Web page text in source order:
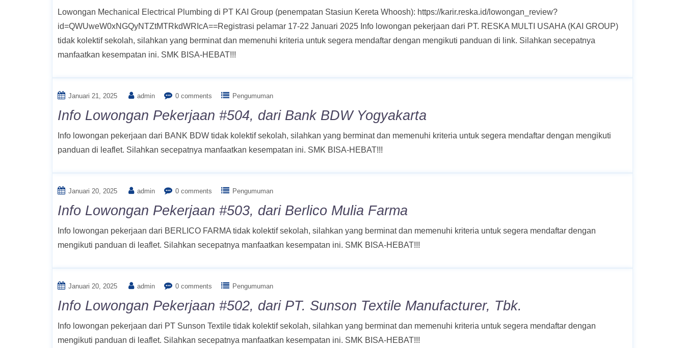
Lowongan Mechanical Electrical Plumbing di PT KAI Group (penempatan Stasiun Kereta Whoosh): https://karir.reska.id/lowongan_review?
id=QWUweW0xNGQyNTZtMTRkdWRIcA==Registrasi pelamar 17-22 Januari 2025 Info lowongan pekerjaan dari PT. RESKA MULTI USAHA (KAI GROUP)
tidak kolektif sekolah, silahkan yang berminat dan memenuhi kriteria untuk segera mendaftar dengan mengikuti panduan di link. Silahkan secepatnya
manfaatkan kesempatan ini. SMK BISA-HEBAT!!!
Januari 21, 2025 admin 0 comments Pengumuman
Info Lowongan Pekerjaan #504, dari Bank BDW Yogyakarta
Info lowongan pekerjaan dari BANK BDW tidak kolektif sekolah, silahkan yang berminat dan memenuhi kriteria untuk segera mendaftar dengan mengikuti
panduan di leaflet. Silahkan secepatnya manfaatkan kesempatan ini. SMK BISA-HEBAT!!!
Januari 20, 2025 admin 0 comments Pengumuman
Info Lowongan Pekerjaan #503, dari Berlico Mulia Farma
Info lowongan pekerjaan dari BERLICO FARMA tidak kolektif sekolah, silahkan yang berminat dan memenuhi kriteria untuk segera mendaftar dengan
mengikuti panduan di leaflet. Silahkan secepatnya manfaatkan kesempatan ini. SMK BISA-HEBAT!!!
Januari 20, 2025 admin 0 comments Pengumuman
Info Lowongan Pekerjaan #502, dari PT. Sunson Textile Manufacturer, Tbk.
Info lowongan pekerjaan dari PT Sunson Textile tidak kolektif sekolah, silahkan yang berminat dan memenuhi kriteria untuk segera mendaftar dengan
mengikuti panduan di leaflet. Silahkan secepatnya manfaatkan kesempatan ini. SMK BISA-HEBAT!!!